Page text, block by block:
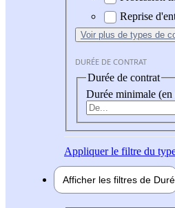
Reprise
Voir plus de types de
DURÉE DE CONTRAT
Durée de contrat
Durée minimale (en
Appliquerle filtre du
Afficher les filtres de